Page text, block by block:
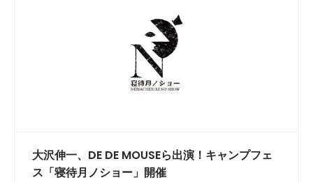
大沢伸一、DE DE MOUSEら出演！キャンプフェ
ス「寝待月ノショー」開催